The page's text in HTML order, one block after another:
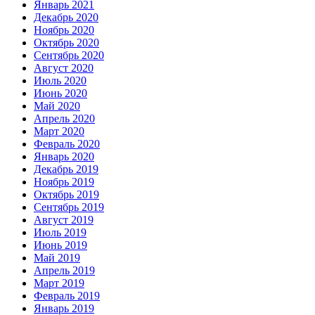
Январь 2021
Декабрь 2020
Ноябрь 2020
Октябрь 2020
Сентябрь 2020
Август 2020
Июль 2020
Июнь 2020
Май 2020
Апрель 2020
Март 2020
Февраль 2020
Январь 2020
Декабрь 2019
Ноябрь 2019
Октябрь 2019
Сентябрь 2019
Август 2019
Июль 2019
Июнь 2019
Май 2019
Апрель 2019
Март 2019
Февраль 2019
Январь 2019